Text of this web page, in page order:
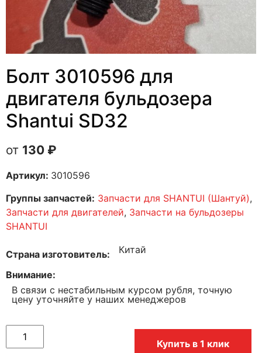
Болт 3010596 для
двигателя бульдозера
Shantui SD32
130 ₽
Артикул: 3010596
Группы запчастей: Запчасти для SHANTUI (Шантуй),
Запчасти для двигателей, Запчасти на бульдозеры
SHANTUI
Страна изготовитель Китай
Внимание
В связи с нестабильным курсом рубля, точную
цену уточняйте у наших менеджеров
Купить в 1 клик